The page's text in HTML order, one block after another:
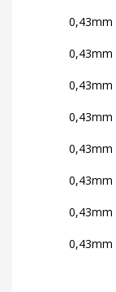
0,43mm
0,43mm
0,43mm
0,43mm
0,43mm
0,43mm
0,43mm
0,43mm